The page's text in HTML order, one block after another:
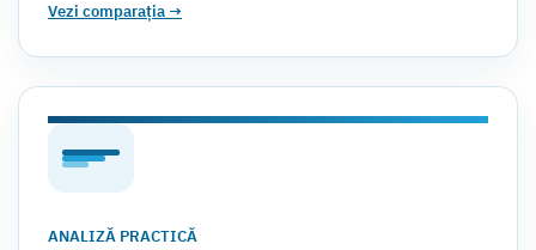
Vezi comparația →
ANALIZĂ PRACTICĂ